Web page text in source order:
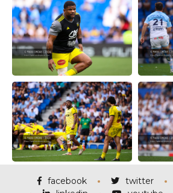
facebook twitter